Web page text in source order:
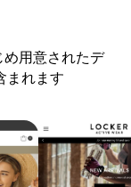
用意されたデ
まれます